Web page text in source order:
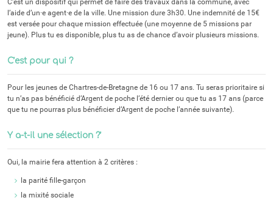
C’est un dispositif qui permet de faire des travaux dans la commune, avec
l’aide d’un·e agent·e de la ville. Une mission dure 3h30. Une indemnité de 15€
est versée pour chaque mission effectuée (une moyenne de 5 missions par
jeune). Plus tu es disponible, plus tu as de chance d’avoir plusieurs missions.
C’est pour qui ?
Pour les jeunes de Chartres-de-Bretagne de 16 ou 17 ans. Tu seras prioritaire si
tu n’as pas bénéficié d’Argent de poche l’été dernier ou que tu as 17 ans (parce
que tu ne pourras plus bénéficier d’Argent de poche l’année suivante).
Y a-t-il une sélection ?’
Oui, la mairie fera attention à 2 critères :
la parité fille-garçon
la mixité sociale